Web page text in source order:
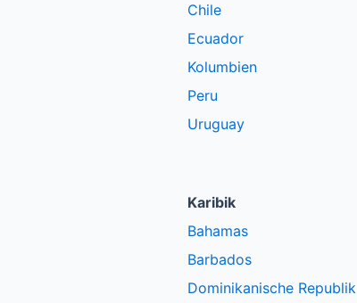
Chile
Ecuador
Kolumbien
Peru
Uruguay
Karibik
Bahamas
Barbados
Dominikanische Republik